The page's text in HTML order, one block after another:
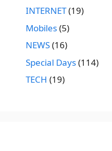
INTERNET(19)
Mobiles(5)
NEWS(16)
Special Days(114)
TECH (19)